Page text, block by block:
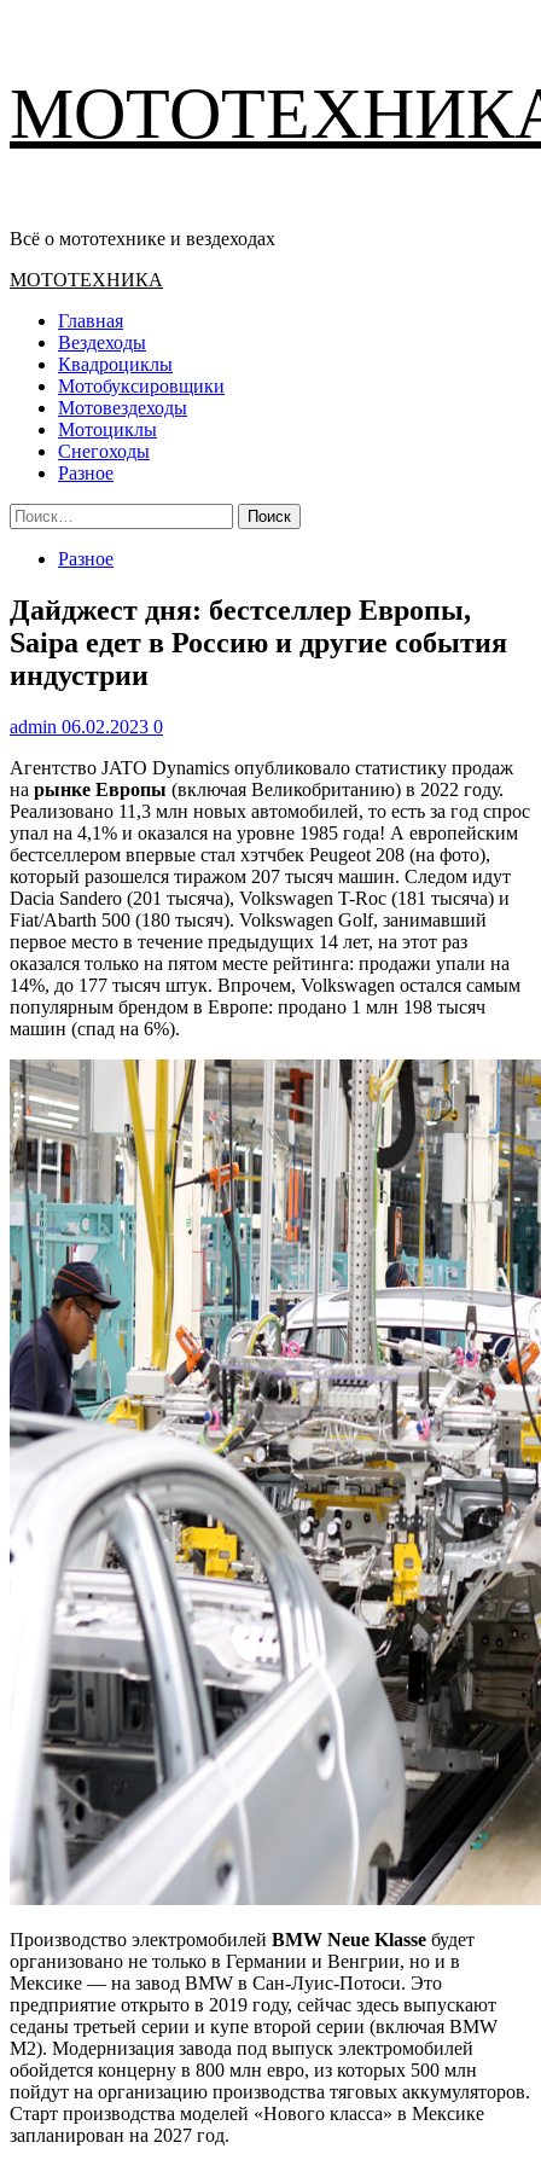
содержимому
Всё о мототехнике и вездеходах
Основное
МОТОТЕХНИКА
Главная
Вездеходы
Квадроциклы
Мотобуксировщики
Мотовездеходы
Мотоциклы
Снегоходы
Разное
Найти:
Разное
Дайджест дня: бестселлер Европы,
Saipa едет в Россию и другие события
индустрии
admin 06.02.2023 0
Агентство JATO Dynamics опубликовало статистику продаж
на рынке Европы (включая Великобританию) в 2022 году.
Реализовано 11,3 млн новых автомобилей, то есть за год спрос
упал на 4,1% и оказался на уровне 1985 года! А европейским
бестселлером впервые стал хэтчбек Peugeot 208 (на фото),
который разошелся тиражом 207 тысяч машин. Следом идут
Dacia Sandero (201 тысяча), Volkswagen T-Roc (181 тысяча) и
Fiat/Abarth 500 (180 тысяч). Volkswagen Golf, занимавший
первое место в течение предыдущих 14 лет, на этот раз
оказался только на пятом месте рейтинга: продажи упали на
14%, до 177 тысяч штук. Впрочем, Volkswagen остался самым
популярным брендом в Европе: продано 1 млн 198 тысяч
машин (спад на 6%).
Производство электромобилей BMW Neue Klasse будет
организовано не только в Германии и Венгрии, но и в
Мексике — на завод BMW в Сан-Луис-Потоси. Это
предприятие открыто в 2019 году, сейчас здесь выпускают
седаны третьей серии и купе второй серии (включая BMW
M2). Модернизация завода под выпуск электромобилей
обойдется концерну в 800 млн евро, из которых 500 млн
пойдут на организацию производства тяговых аккумуляторов.
Старт производства моделей «Нового класса» в Мексике
запланирован на 2027 год.